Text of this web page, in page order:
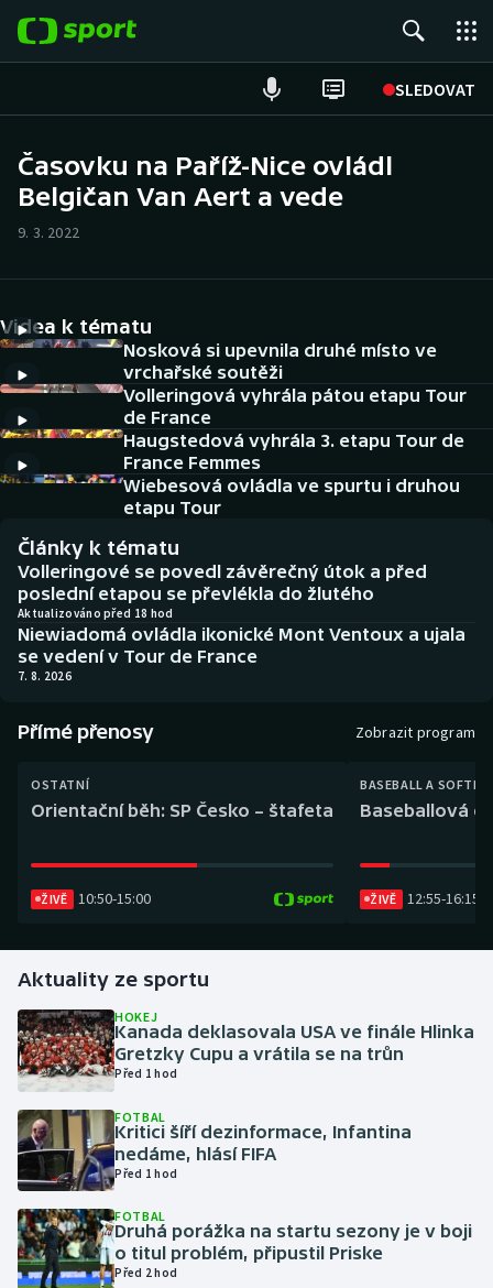
SLEDOVAT
Hokej
Cyklistika
DALŠÍ SPORTY
Americký fotbal
Baseball a softbal
Basketbal
Biatlon
Boby a skeleton
Box
Curling
Golf
Gymnastika
Házená
Jezdectví
Judo
Krasobruslení
NEPŘEHLÉDNĚTE
Historické návraty
Aplikace ČT sport
AZ kvíz
Časovku na Paříž-Nice ovládl
Belgičan Van Aert a vede
9. 3. 2022
Videa k tématu
Nosková si upevnila druhé místo ve
vrchařské soutěži
Volleringová vyhrála pátou etapu Tour
de France
Haugstedová vyhrála 3. etapu Tour de
France Femmes
Wiebesová ovládla ve spurtu i druhou
etapu Tour
Články k tématu
Volleringové se povedl závěrečný útok a před
poslední etapou se převlékla do žlutého
Aktualizováno před 18 hod
Niewiadomá ovládla ikonické Mont Ventoux a ujala
se vedení v Tour de France
7. 8. 2026
Přímé přenosy Zobrazit program
OSTATNÍ
Orientační běh: SP Česko – štafeta
ŽIVĚ 10:50-15:00
BASEBALL A
Baseballová
ŽIVĚ 12:55-16:15
Aktuality ze sportu
HOKEJ
Kanada deklasovala USA ve finále Hlinka
Gretzky Cupu a vrátila se na trůn
Před 1 hod
FOTBAL
Kritici šíří dezinformace, Infantina
nedáme, hlásí FIFA
Před 1 hod
FOTBAL
Druhá porážka na startu sezony je v boji
o titul problém, připustil Priske
Před 2 hod